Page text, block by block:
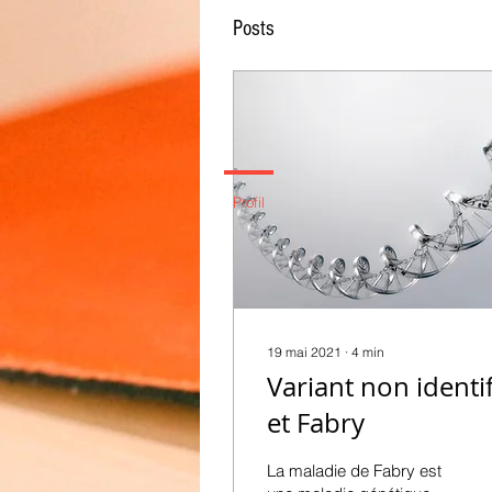
Posts
19 mai 2021 ∙ 4 min
Variant non
et Fabry
La maladie de Fabry est
Profil